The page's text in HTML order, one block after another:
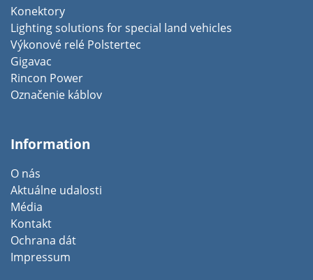
Konektory
Lighting solutions for special land vehicles
Výkonové relé Polstertec
Gigavac
Rincon Power
Označenie káblov
Information
O nás
Aktuálne udalosti
Média
Kontakt
Ochrana dát
Impressum